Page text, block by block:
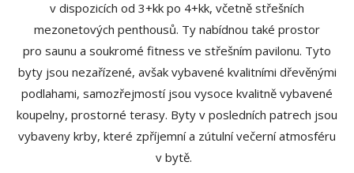
v dispozicích od 3+kk po 4+kk, včetně střešních
mezonetových penthousů. Ty nabídnou také prostor
pro saunu a soukromé fitness ve střešním pavilonu. Tyto
byty jsou nezařízené, avšak vybavené kvalitními dřevěnými
podlahami, samozřejmostí jsou vysoce kvalitně vybavené
koupelny, prostorné terasy. Byty v posledních patrech jsou
vybaveny krby, které zpříjemní a zútulní večerní atmosféru
v bytě.